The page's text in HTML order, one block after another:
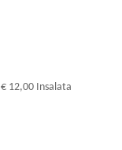
12,00 Insalata